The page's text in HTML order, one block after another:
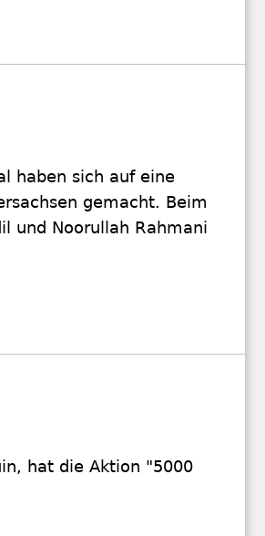
haben sich auf eine
gemacht. Beim
und Noorullah Rahmani
hat die Aktion "5000